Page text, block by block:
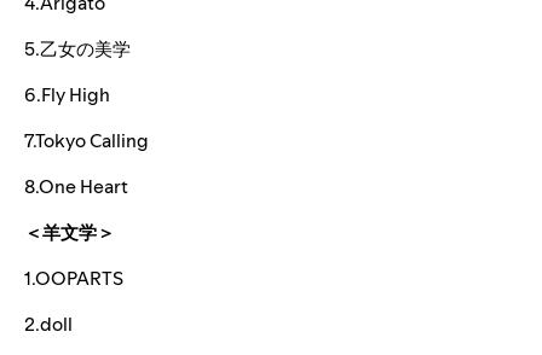
5.乙女の美学
6.Fly High
7.Tokyo Calling
8.One Heart
＜羊文学＞
1.OOPARTS
2.doll